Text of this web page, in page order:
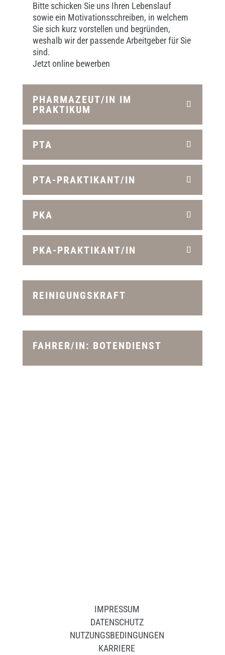
Bitte schicken Sie uns Ihren Lebenslauf
sowie ein Motivationsschreiben, in welchem
Sie sich kurz vorstellen und begründen,
weshalb wir der passende Arbeitgeber für Sie
sind.
Jetzt online bewerben
PHARMAZEUT/IN IM
PRAKTIKUM
PTA
PTA-PRAKTIKANT/IN
PKA
PKA-PRAKTIKANT/IN
REINIGUNGSKRAFT
FAHRER/IN: BOTENDIENST
IMPRESSUM
DATENSCHUTZ
NUTZUNGSBEDINGUNGEN
KARRIERE